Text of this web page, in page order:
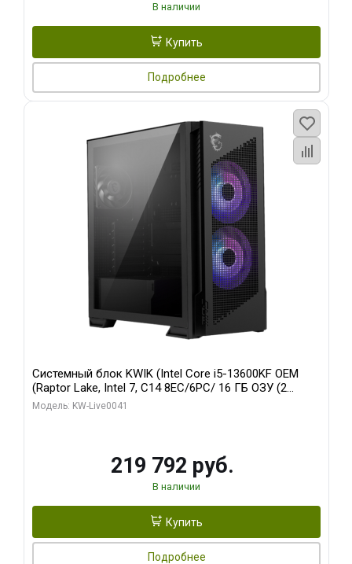
В наличии
Купить
Подробнее
Системный блок KWIK (Intel Core i5-13600KF OEM
(Raptor Lake, Intel 7, C14 8EC/6PC/ 16 ГБ ОЗУ (2
модуля)/ Palit RTX5080 GAMINGPRO OC 16GB GDDR7
Модель: KW-Live0041
219 792 руб.
В наличии
Купить
Подробнее